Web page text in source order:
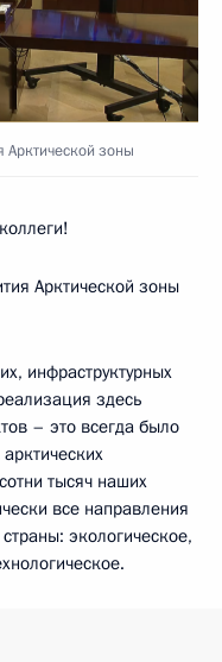
зоны
Арктической зоны
инфраструктурных
здесь
– это всегда было
тысяч наших
все направления
экологическое,